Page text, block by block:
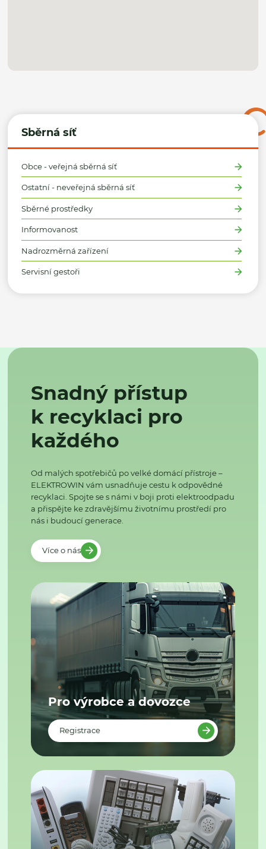
Sběrná síť
Obce - veřejná sběrná síť
Ostatní - neveřejná sběrná síť
Sběrné prostředky
Informovanost
Nadrozměrná zařízení
Servisní gestoři
Snadný přístup
k recyklaci pro
každého
Od malých spotřebičů po velké domácí přístroje –
ELEKTROWIN vám usnadňuje cestu k odpovědné
recyklaci. Spojte se s námi v boji proti elektroodpadu
a přispějte ke zdravějšímu životnímu prostředí pro
nás i budoucí generace.
Více o nás
Pro výrobce a dovozce
Registrace